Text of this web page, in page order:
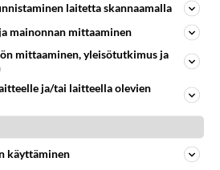
täältä kaikki aloitukset
laitetta skannaamalla
mainonnan mittaaminen
mittaaminen, yleisötutkimus ja
ja/tai laitteella olevien
käyttäminen